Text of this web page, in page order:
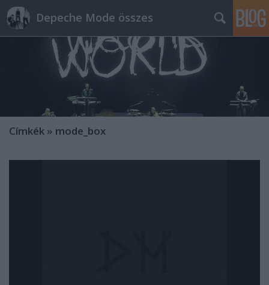
Depeche Mode összes
Címkék » mode_box